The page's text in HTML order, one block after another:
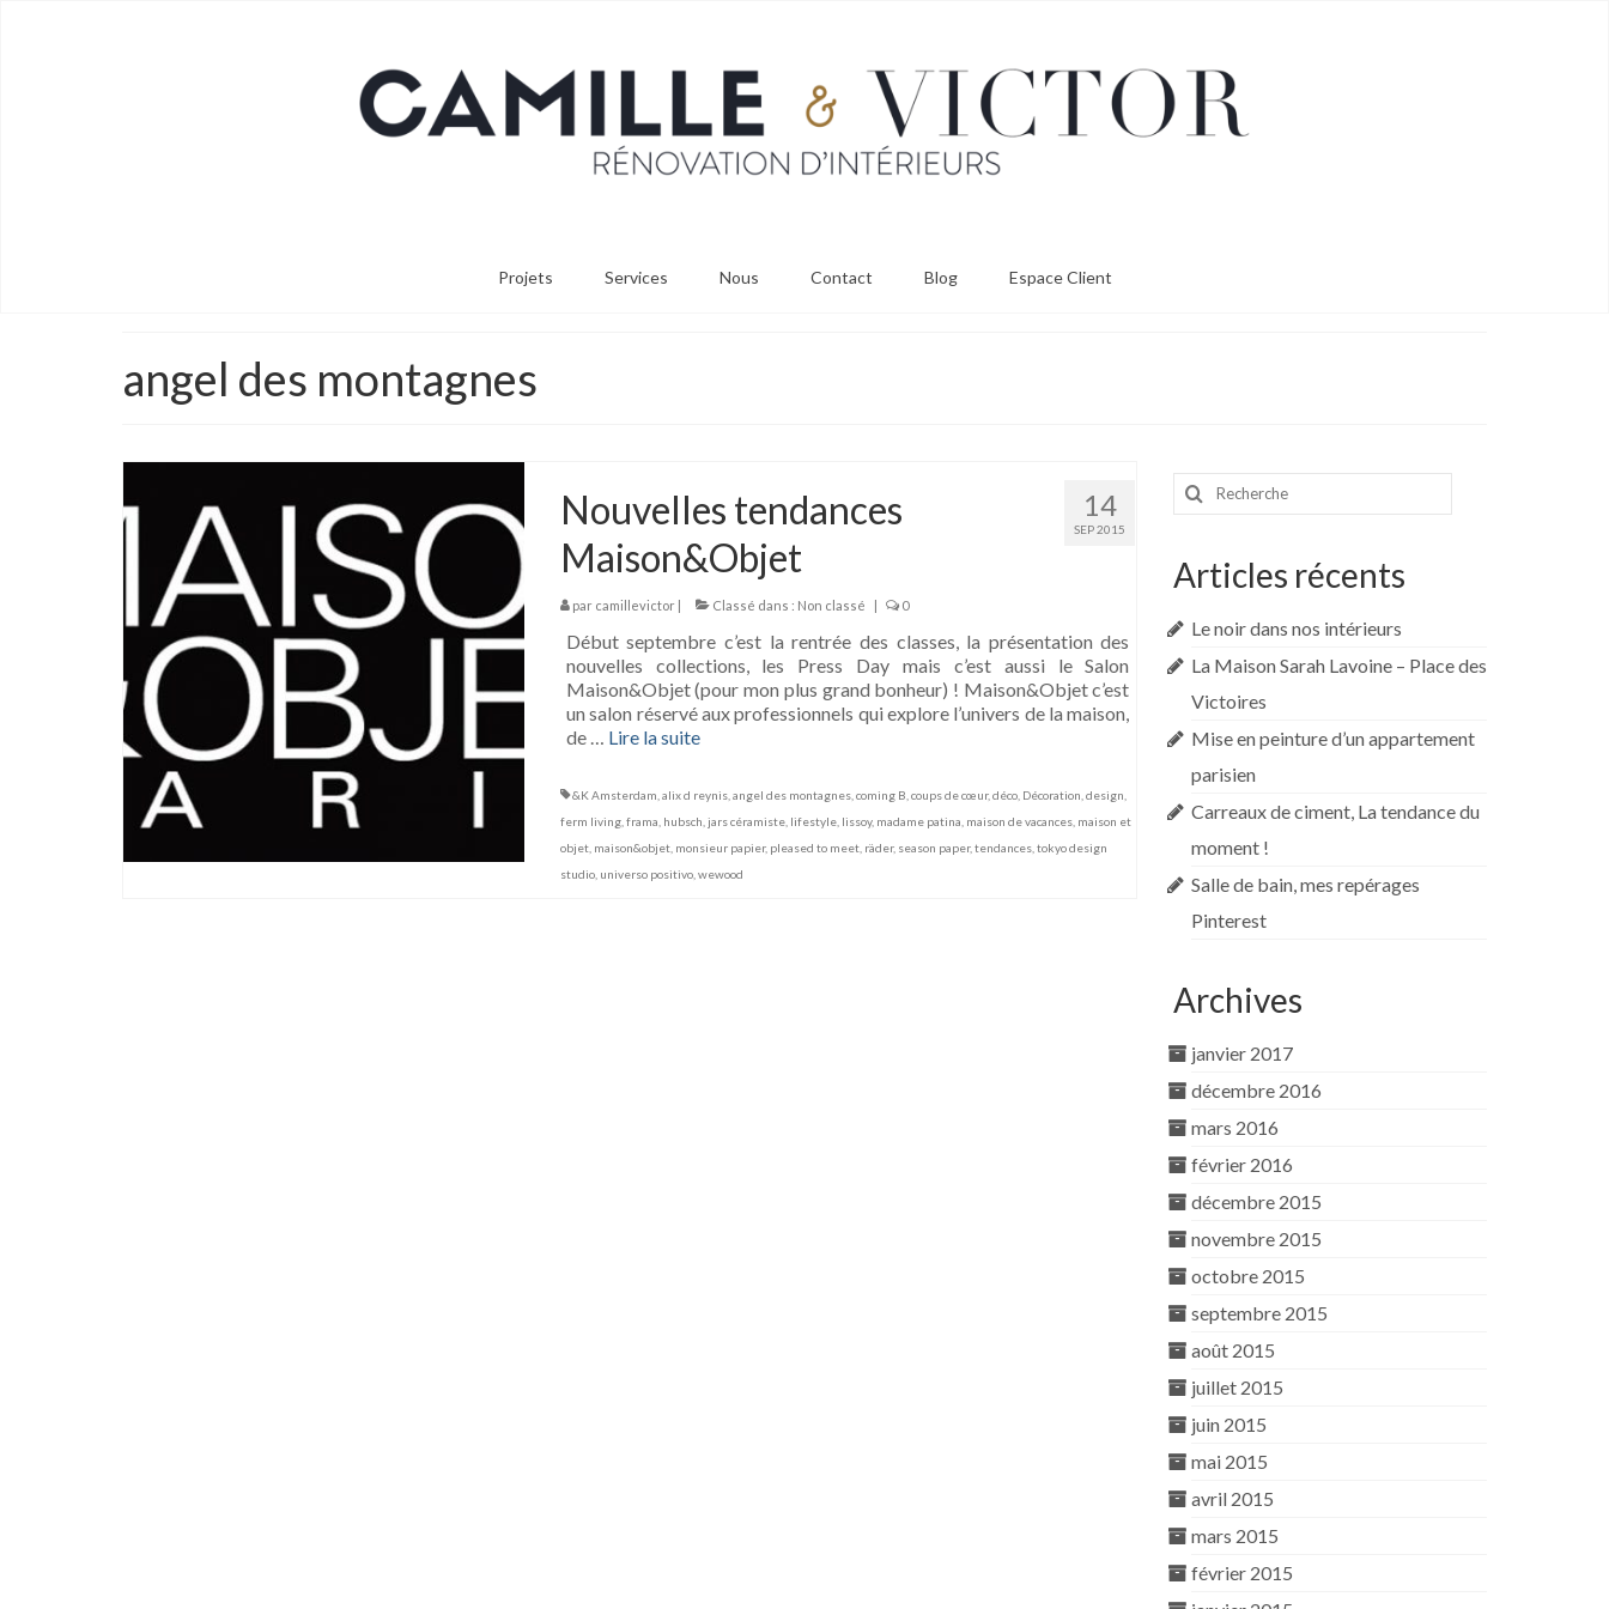
Projets Services Nous Contact Blog Espace Client
angel des montagnes
14
SEP 2015
Nouvelles tendances
Maison&Objet
par camillevictor| Classé dans : Non classé | 0
Début septembre c’est la rentrée des classes, la présentation des
nouvelles collections, les Press Day mais c’est aussi le Salon
Maison&Objet (pour mon plus grand bonheur) ! Maison&Objet c’est
un salon réservé aux professionnels qui explore l’univers de la maison,
de … Lire la suite­­
&K Amsterdam alix d reynis, angel des montagnes, coming B coups de cœur, déco, Décoration design
ferm living, frama hubsch jars céramiste, lifestyle, lissoy, madame patina maison de vacances, maison et
objet, maison&objet, monsieur papier, pleased to meet, räder, season paper, tendances, tokyo design
studio, universo positivo, wewood
Rechercher
Articles récents
Le noir dans nos intérieurs
La Maison Sarah Lavoine – Place des
Victoires
Mise en peinture d’un appartement
parisien
Carreaux de ciment, La tendance du
moment !
Salle de bain, mes repérages
Pinterest
Archives
janvier 2017
décembre 2016
mars 2016
février 2016
décembre 2015
novembre 2015
octobre 2015
septembre 2015
août 2015
juillet 2015
juin 2015
mai 2015
avril 2015
mars 2015
février 2015